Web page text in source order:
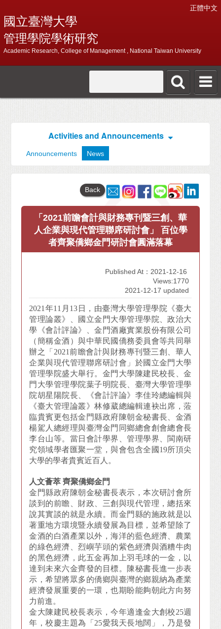
正體中文
國立臺灣大學
管理學院學術研究
Academic Research, College of Management , National Taiwan University
Activities and Announcements
Announcements News
Back
「2021前瞻會計與財務專刊暨三創、華
人企業與現代管理聯席研討會」 百位學
者齊聚僑鄉金門研討會圓滿落幕
Published At：2021-12-16
Views:1770
2021-12-17 updated
2021年11月13日，由臺灣大學管理學院《臺大
管理論叢》、國立金門大學管理學院、政治大
學《會計評論》、金門酒廠實業股份有限公司
（簡稱金酒）與中華民國僑務委員會等共同舉
辦之「2021前瞻會計與財務專刊暨三創、華人
企業與現代管理聯席研討會」於國立金門大學
管理學院盛大舉行。金門大學陳建民校長、金
門大學管理學院葉子明院長、臺灣大學管理學
院胡星陽院長、《會計評論》李佳玲總編輯與
《臺大管理論叢》林修葳總編輯連袂出席，蒞
臨貴賓更包括金門縣政府陳朝金秘書長、金酒
楊駕人總經理與臺灣金門同鄉總會創會總會長
李台山等。當日會計學界、管理學界、閩南研
究領域學者匯聚一堂，與會包含全國19所頂尖
大學的學者貴賓近百人。
人文薈萃 齊聚僑鄉金門
金門縣政府陳朝金秘書長表示，本次研討會所
談到的前瞻、財政、三創與現代管理，總括來
說其實談的就是永續。而金門縣的施政就是以
著重地方環境暨永續發展為目標，並希望除了
金酒的白酒產業以外，海洋的藍色經濟、農業
的綠色經濟、烈嶼芋頭的紫色經濟與酒糟牛肉
的黑色經濟，此五金再加上羽毛球的一金，以
達到未來六金齊發的目標。陳秘書長進一步表
示，希望將眾多的僑鄉與臺灣的鄉親納為產業
經濟發展重要的一環，也期盼能夠朝此方向努
力前進。
金大陳建民校長表示，今年適逢金大創校25週
年，校慶主題為「25愛我天長地闊」，乃是發